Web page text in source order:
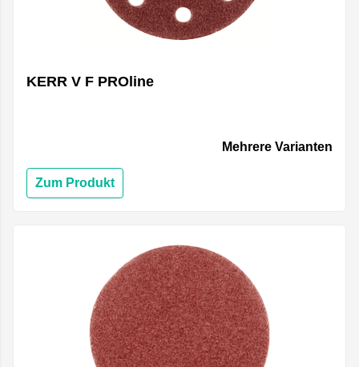
KERR V F PROline
Mehrere Varianten
Zum Produkt